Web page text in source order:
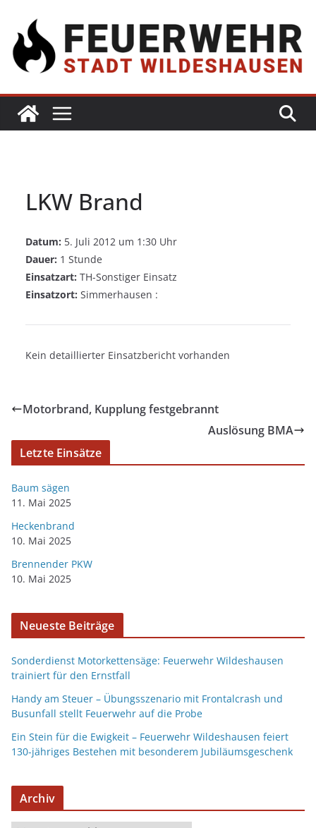
LKW Brand
Datum: 5. Juli 2012 um 1:30 Uhr
Dauer: 1 Stunde
Einsatzart: TH-Sonstiger Einsatz
Einsatzort: Simmerhausen :
Kein detaillierter Einsatzbericht vorhanden
Motorbrand, Kupplung festgebrannt
Auslösung BMA
Letzte Einsätze
Baum sägen
11. Mai 2025
Heckenbrand
10. Mai 2025
Brennender PKW
10. Mai 2025
Neueste Beiträge
Sonderdienst Motorkettensäge: Feuerwehr Wildeshausen
trainiert für den Ernstfall
Handy am Steuer – Übungsszenario mit Frontalcrash und
Busunfall stellt Feuerwehr auf die Probe
Ein Stein für die Ewigkeit – Feuerwehr Wildeshausen feiert
130-jähriges Bestehen mit besonderem Jubiläumsgeschenk
Archiv